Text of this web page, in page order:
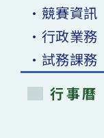
•競賽資訊
•行政業務
•試務課務
行事曆